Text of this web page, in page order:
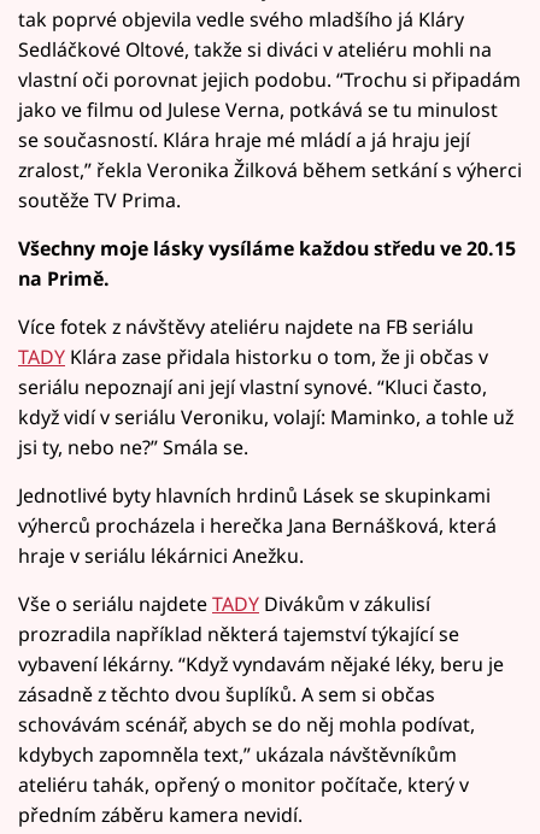
tak poprvé objevila vedle svého mladšího já Kláry
Sedláčkové Oltové, takže si diváci v ateliéru mohli na
vlastní oči porovnat jejich podobu. “Trochu si připadám
jako ve filmu od Julese Verna, potkává se tu minulost
se současností. Klára hraje mé mládí a já hraju její
zralost,” řekla Veronika Žilková během setkání s výherci
soutěže TV Prima.
Všechny moje lásky vysíláme každou středu ve 20.15
na Primě.
Více fotek z návštěvy ateliéru najdete na FB seriálu
TADY Klára zase přidala historku o tom, že ji občas v
seriálu nepoznají ani její vlastní synové. “Kluci často,
když vidí v seriálu Veroniku, volají: Maminko, a tohle už
jsi ty, nebo ne?” Smála se.
Jednotlivé byty hlavních hrdinů Lásek se skupinkami
výherců procházela i herečka Jana Bernášková, která
hraje v seriálu lékárnici Anežku.
Vše o seriálu najdeteTADY Divákům v zákulisí
prozradila například některá tajemství týkající se
vybavení lékárny. “Když vyndavám nějaké léky, beru je
zásadně z těchto dvou šuplíků. A sem si občas
schovávám scénář, abych se do něj mohla podívat,
kdybych zapomněla text,” ukázala návštěvníkům
ateliéru tahák, opřený o monitor počítače, který v
předním záběru kamera nevidí.